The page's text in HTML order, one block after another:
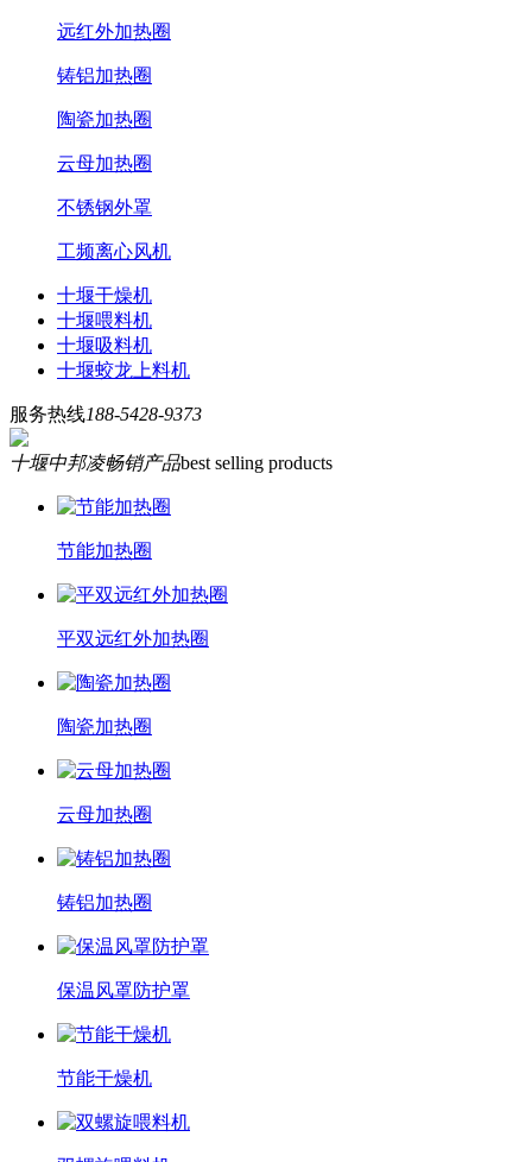
远红外加热圈
铸铝加热圈
陶瓷加热圈
云母加热圈
不锈钢外罩
工频离心风机
十堰干燥机
十堰喂料机
十堰吸料机
十堰蛟龙上料机
服务热线188-5428-9373
十堰中邦凌畅销产品best selling products
节能加热圈
平双远红外加热圈
陶瓷加热圈
云母加热圈
铸铝加热圈
保温风罩防护罩
节能干燥机